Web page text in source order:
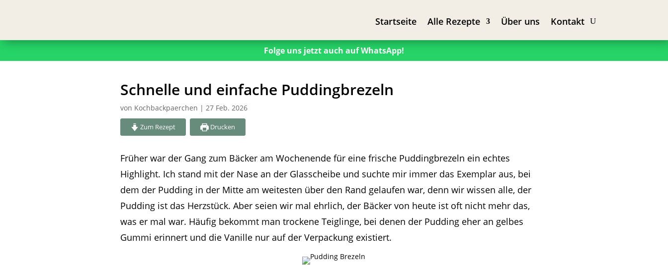
Startseite Alle Rezepte Über uns Kontakt
Folge uns jetzt auch auf WhatsApp!
Schnelle und einfache Puddingbrezeln
von Kochbackpaerchen | 27 Feb. 2026
Zum Rezept Drucken
Früher war der Gang zum Bäcker am Wochenende für eine frische Puddingbrezeln ein echtes
Highlight. Ich stand mit der Nase an der Glasscheibe und suchte mir immer das Exemplar aus, bei
dem der Pudding in der Mitte am weitesten über den Rand gelaufen war, denn wir wissen alle, der
Pudding ist das Herzstück. Aber seien wir mal ehrlich, der Bäcker von heute ist oft nicht mehr das,
was er mal war. Häufig bekommt man trockene Teiglinge, bei denen der Pudding eher an gelbes
Gummi erinnert und die Vanille nur auf der Verpackung existiert.